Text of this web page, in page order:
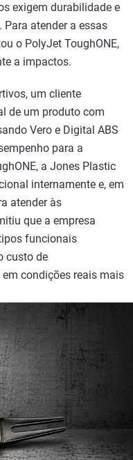
exigem durabilidade e
atender a essas
o PolyJet ToughONE,
a impactos.
um cliente
de um produto com
Vero e Digital ABS
para a
a Jones Plastic
internamente e, em
atender às
que a empresa
funcionais
custo de
condições reais mais